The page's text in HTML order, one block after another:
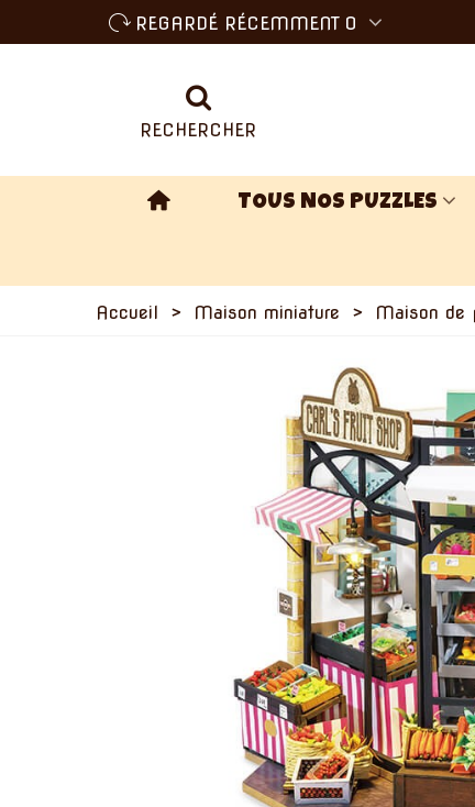
REGARDÉ RÉCEMMENT 0
RECHERCHER
TOUS NOS PUZZLES
Accueil > Maison miniature > Maison de